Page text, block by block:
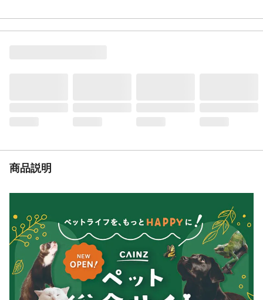
原材料
かつおのふし、宗田かつおのふし
保証成分
商品説明